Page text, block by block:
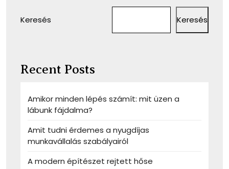
Keresés Keresés
Recent Posts
Amikor minden lépés számít: mit üzen a
lábunk fájdalma?
Amit tudni érdemes a nyugdíjas
munkavállalás szabályairól
A modern építészet rejtett hőse